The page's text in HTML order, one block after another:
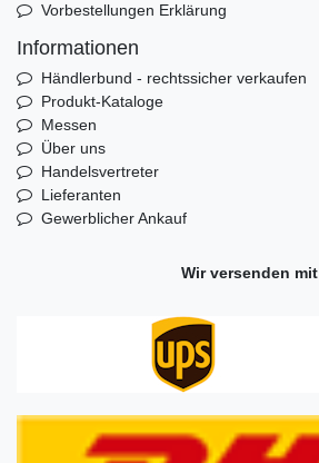
Vorbestellungen Erklärung
Informationen
Händlerbund - rechtssicher verkaufen
Produkt-Kataloge
Messen
Über uns
Handelsvertreter
Lieferanten
Gewerblicher Ankauf
Wir versenden mit